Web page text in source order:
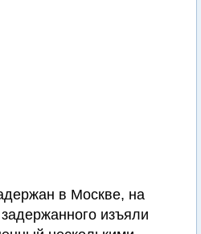
в Москве, на
изъяли